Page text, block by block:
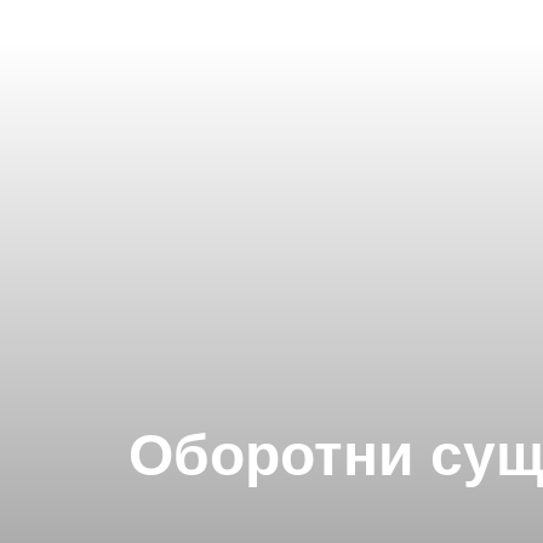
Оборотни